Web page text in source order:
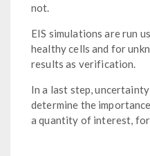
not.
EIS simulations are run
healthy cells and for
results as verification.
In a last step,
determine the
a quantity of interest,